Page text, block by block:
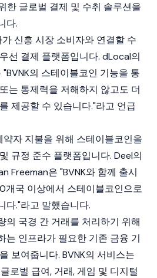
한 글로벌 결제 및 수취 솔루션을
다.
신흥 시장 소비자와 연결할 수
선 결제 플랫폼입니다. dLocal의
의 스테이블코인 기능을 통
는 통제력을 저해하지 않고도 더
제공할 수 있습니다."라고 언급
약자 지불을 위해 스테이블코인을
규정 준수 플랫폼입니다. Deel의
Freeman은 "BVNK와 함께 출시
개국 이상에서 스테이블코인으로
다."라고 말했습니다.
의 국경 간 거래를 처리하기 위해
는 인프라가 필요한 기존 금융 기
보여줍니다. BVNK의 서비스는
로벌 급여, 거래, 게임 및 디지털